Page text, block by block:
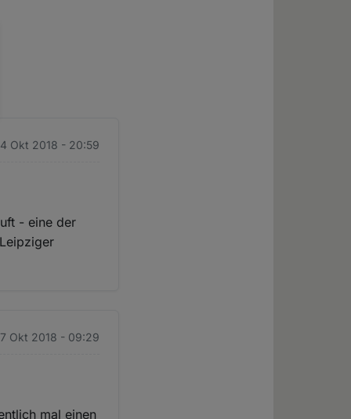
Okt 2018 - 20:59
- eine der
Okt 2018 - 09:29
mal einen